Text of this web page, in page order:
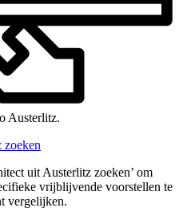
Austerlitz.
zoeken
uit Austerlitz zoeken’ om
vrijblijvende voorstellen te
vergelijken.